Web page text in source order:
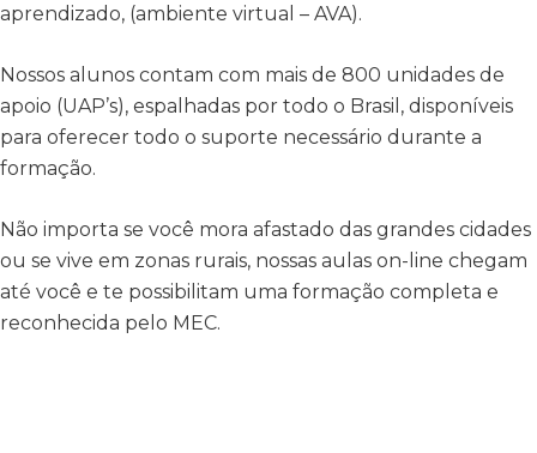
aprendizado, (ambiente virtual – AVA).
Nossos alunos contam com mais de 800 unidades de
apoio (UAP’s), espalhadas por todo o Brasil, disponíveis
para oferecer todo o suporte necessário durante a
formação.
Não importa se você mora afastado das grandes cidades
ou se vive em zonas rurais, nossas aulas on-line chegam
até você e te possibilitam uma formação completa e
reconhecida pelo MEC.